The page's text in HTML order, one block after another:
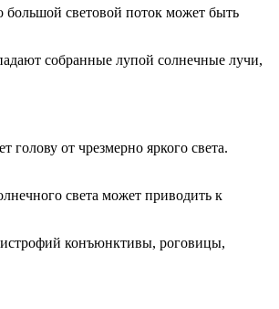
большой световой поток может быть
собранные лупой солнечные лучи,
от чрезмерно яркого света.
света может приводить к
конъюнктивы, роговицы,